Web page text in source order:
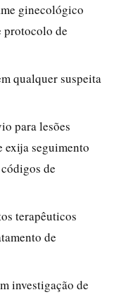
ginecológico
protocolo de
qualquer suspeita
para lesões
exija seguimento
de
terapêuticos
de
investigação de